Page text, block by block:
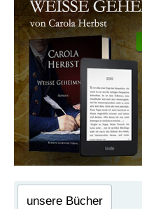
unsere Bücher